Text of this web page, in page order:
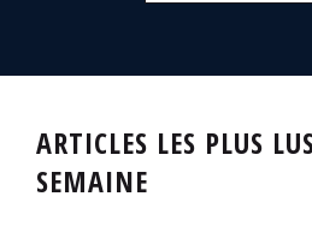
ARTICLES LES PLUS
SEMAINE